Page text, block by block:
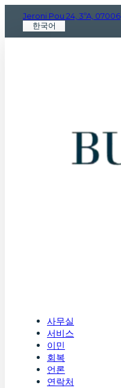
Jeroni Pou 24, 3ºA, 07006
한국어
사무실
서비스
이민
회복
언론
연락처